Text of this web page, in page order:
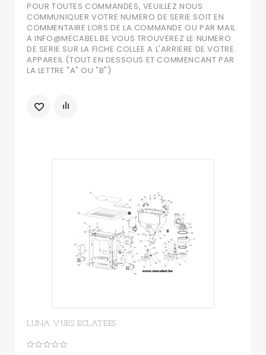
POUR TOUTES COMMANDES, VEUILLEZ NOUS
COMMUNIQUER VOTRE NUMERO DE SERIE SOIT EN
COMMENTAIRE LORS DE LA COMMANDE OU PAR MAIL
A INFO@MECABEL.BE VOUS TROUVEREZ LE NUMERO
DE SERIE SUR LA FICHE COLLEE A L'ARRIERE DE VOTRE
APPAREIL (TOUT EN DESSOUS ET COMMENCANT PAR
LA LETTRE "A" OU "B")
LUNA VUES ECLATEES